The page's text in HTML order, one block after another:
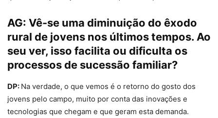
AG: Vê-se uma diminuição do êxodo
rural de jovens nos últimos tempos. Ao
seu ver, isso facilita ou dificulta os
processos de sucessão familiar?
DP: Na verdade, o que vemos é o retorno do gosto dos
jovens pelo campo, muito por conta das inovações e
tecnologias que chegam e que geram esta demanda.